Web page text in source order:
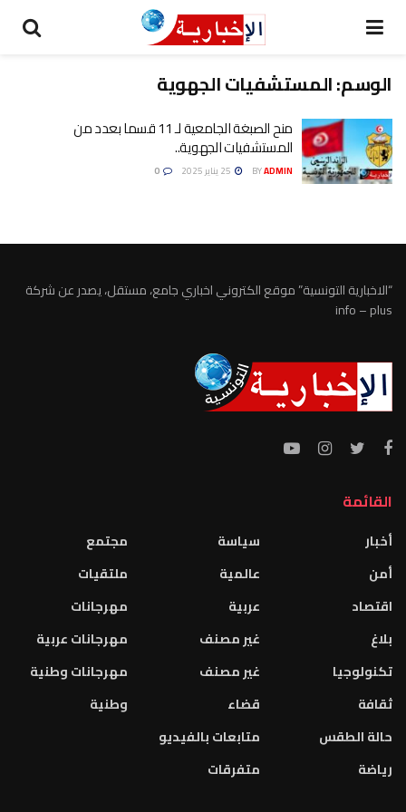
الوسم:المستشفيات الجهوية
منح الصبغة الجامعية لـ 11 قسما بعدد من
المستشفيات الجهوية..
BYADMIN
“الاخبارية التونسية” موقع الكتروني اخباري جامع، مستقل، يصدر عن شركة
info – plus
القائمة
أخبار
أمن
اقتصاد
بلاغ
تكنولوجيا
ثقافة
حالة الطقس
رياضة
سياسة
عالمية
عربية
غير مصنف
غير مصنف
قضاء
متابعات بالفيديو
متفرقات
مجتمع
ملتقيات
مهرجانات
مهرجانات عربية
مهرجانات وطنية
وطنية